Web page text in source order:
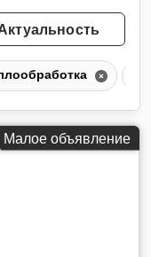
Малое объявление